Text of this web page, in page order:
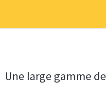
Une large gamme de